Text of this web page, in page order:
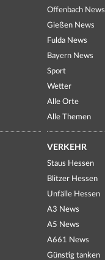
Offenbach News
Gießen News
Fulda News
Bayern News
Sport
Wetter
Alle Orte
Alle Themen
VERKEHR
Staus Hessen
Blitzer Hessen
Unfälle Hessen
A3 News
A5 News
A661 News
Günstig tanken